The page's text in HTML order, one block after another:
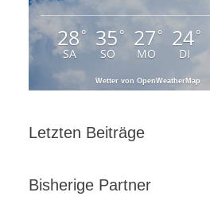
28°
SA
35 °
SO
27 °
MO
24°
DI
Wetter von OpenWeatherMap
Letzten Beiträge
Bisherige Partner